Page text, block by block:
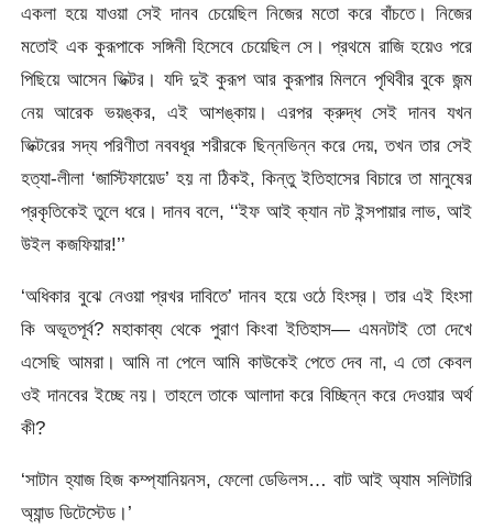
একলা হয়ে যাওয়া সেই দানব চেয়েছিল নিজের মতো করে বাঁচতে। নিজের
মতোই এক কুরূপাকে সঙ্গিনী হিসেবে চেয়েছিল সে। প্রথমে রাজি হয়েও পরে
পিছিয়ে আসেন ভিক্টর। যদি দুই কুরূপ আর কুরূপার মিলনে পৃথিবীর বুকে জন্ম
নেয় আরেক ভয়ঙ্কর, এই আশঙ্কায়। এরপর ক্রুদ্ধ সেই দানব যখন
ভিক্টরের সদ্য পরিণীতা নববধূর শরীরকে ছিন্নভিন্ন করে দেয়, তখন তার সেই
হত্যা-লীলা ‘জাস্টিফায়েড’ হয় না ঠিকই, কিন্তু ইতিহাসের বিচারে তা মানুষের
প্রকৃতিকেই তুলে ধরে। দানব বলে, ‘‘ইফ আই ক্যান নট ইন্সপায়ার লাভ, আই
উইল কজফিয়ার!’’
‘অধিকার বুঝে নেওয়া প্রখর দাবিতে’ দানব হয়ে ওঠে হিংস্র। তার এই হিংসা
কি অভূতপূর্ব? মহাকাব্য থেকে পুরাণ কিংবা ইতিহাস— এমনটাই তো দেখে
এসেছি আমরা। আমি না পেলে আমি কাউকেই পেতে দেব না, এ তো কেবল
ওই দানবের ইচ্ছে নয়। তাহলে তাকে আলাদা করে বিচ্ছিন্ন করে দেওয়ার অর্থ
কী?
‘সাটান হ্যাজ হিজ কম্প্যানিয়নস, ফেলো ডেভিলস… বাট আই অ্যাম সলিটারি
অ্যান্ড ডিটেস্টেড।’